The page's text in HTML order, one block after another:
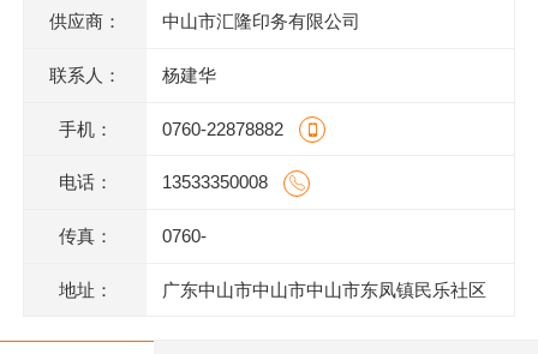
供应商： 中山市汇隆印务有限公司
联系人： 杨建华
手机： 0760-22878882
电话： 13533350008
传真： 0760-
地址： 广东中山市中山市中山市东凤镇民乐社区